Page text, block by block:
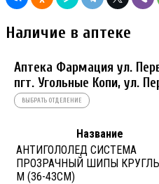
Наличие в аптеке
Аптека Фармация ул.
пгт. Угольные Копи, ул.
ВЫБРАТЬ ОТДЕЛЕНИЕ
Название
АНТИГОЛОЛЕД СИСТЕМА
ПРОЗРАЧНЫЙ ШИПЫ
М (36-43СМ)